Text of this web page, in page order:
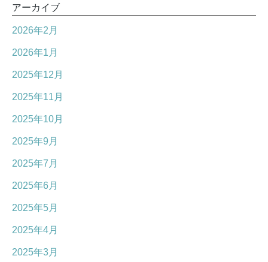
アーカイブ
2026年2月
2026年1月
2025年12月
2025年11月
2025年10月
2025年9月
2025年7月
2025年6月
2025年5月
2025年4月
2025年3月